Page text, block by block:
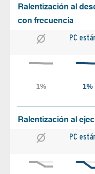
Ralentización al
con frecuencia
PC
Ralentización al
PC